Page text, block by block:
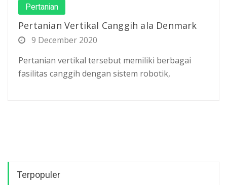
Pertanian
Pertanian Vertikal Canggih ala Denmark
9 December 2020
Pertanian vertikal tersebut memiliki berbagai
fasilitas canggih dengan sistem robotik,
Terpopuler